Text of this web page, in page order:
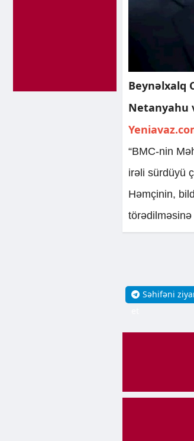
Beynəlxalq
Netanyahu
“BMC-nin
irəli sürdüyü
Həmçinin,
törədilməsinə
Səhifəni